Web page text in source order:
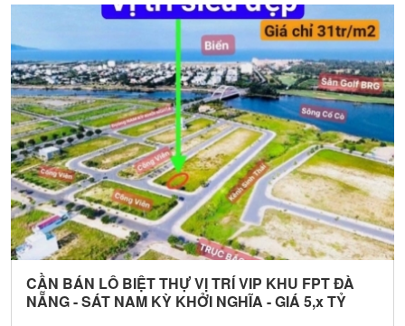
CẦN BÁN LÔ BIỆT THỰ VỊ TRÍ VIP KHU FPT ĐÀ
NẴNG - SÁT NAM KỲ KHỞI NGHĨA - GIÁ 5,x TỶ